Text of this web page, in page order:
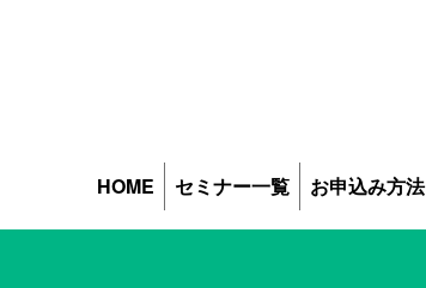
HOME セミナー一覧 お申込み方法